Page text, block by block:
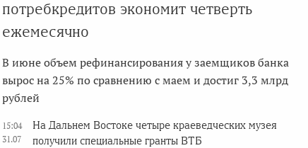
потребкредитов экономит четверть
ежемесячно
В июне объем рефинансирования у заемщиков банка
вырос на 25% по сравнению с маем и достиг 3,3 млрд
рублей
15:04
31.07
На Дальнем Востоке четыре краеведческих музея
получили специальные гранты ВТБ